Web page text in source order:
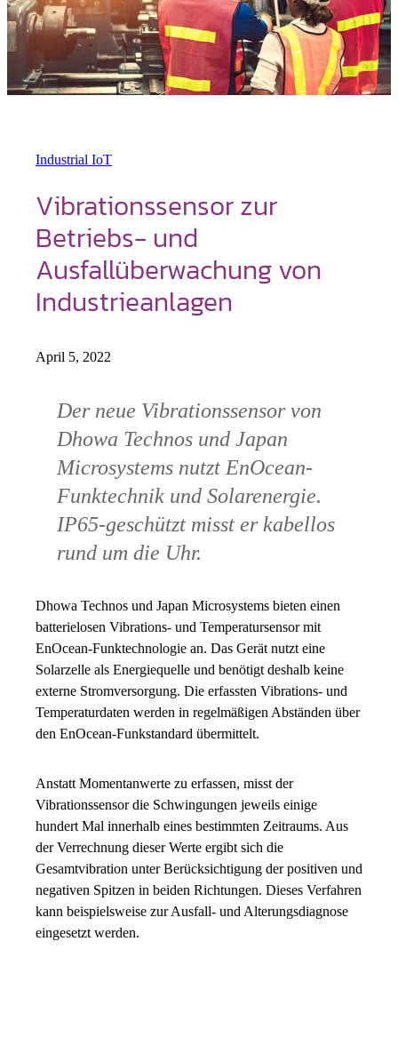
Industrial IoT
Vibrationssensor zur
Betriebs- und
Ausfallüberwachung von
Industrieanlagen
April 5, 2022
Der neue Vibrationssensor von
Dhowa Technos und Japan
Microsystems nutzt EnOcean-
Funktechnik und Solarenergie.
IP65-geschützt misst er kabellos
rund um die Uhr.
Dhowa Technos und Japan Microsystems bieten einen
batterielosen Vibrations- und Temperatursensor mit
EnOcean-Funktechnologie an. Das Gerät nutzt eine
Solarzelle als Energiequelle und benötigt deshalb keine
externe Stromversorgung. Die erfassten Vibrations- und
Temperaturdaten werden in regelmäßigen Abständen über
den EnOcean-Funkstandard übermittelt.
Anstatt Momentanwerte zu erfassen, misst der
Vibrationssensor die Schwingungen jeweils einige
hundert Mal innerhalb eines bestimmten Zeitraums. Aus
der Verrechnung dieser Werte ergibt sich die
Gesamtvibration unter Berücksichtigung der positiven und
negativen Spitzen in beiden Richtungen. Dieses Verfahren
kann beispielsweise zur Ausfall- und Alterungsdiagnose
eingesetzt werden.